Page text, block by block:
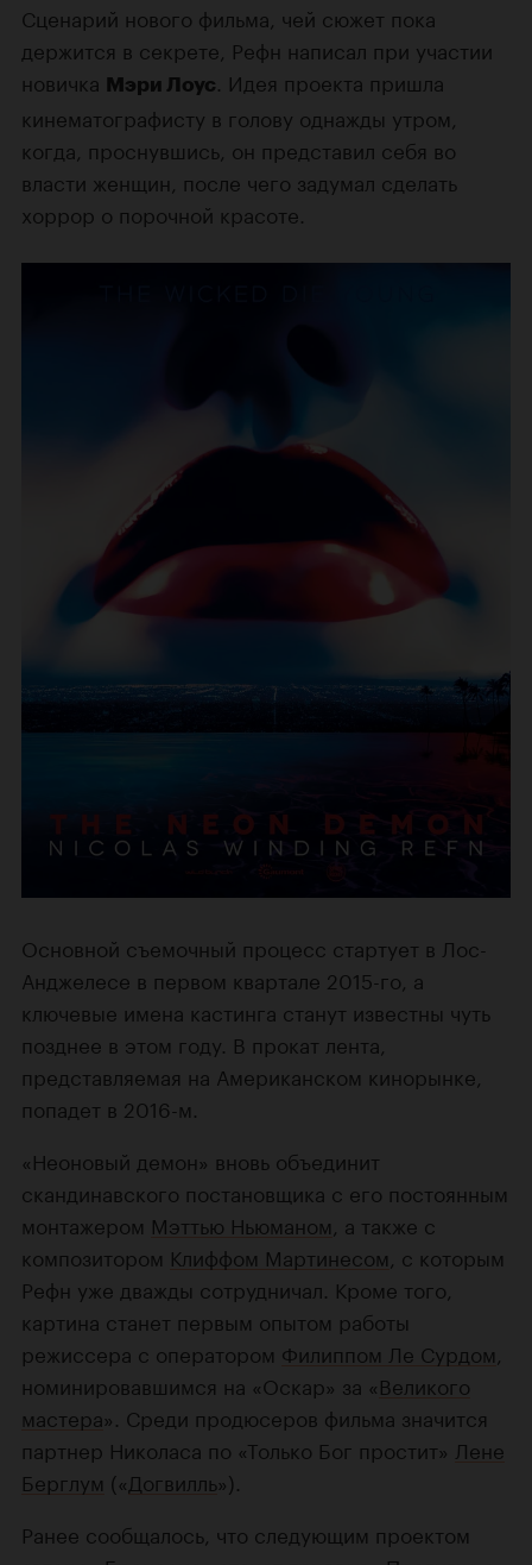
Сценарий нового фильма, чей сюжет пока
держится в секрете, Рефн написал при участии
новичка Мэри Лоус
. Идея проекта пришла
кинематографисту в голову однажды утром,
когда, проснувшись, он представил себя во
власти женщин, после чего задумал сделать
хоррор о порочной красоте.
Основной съемочный процесс стартует в Лос-
Анджелесе в первом квартале 2015-го, а
ключевые имена кастинга станут известны чуть
позднее в этом году. В прокат лента,
представляемая на Американском кинорынке,
попадет в 2016-м.
«Неоновый демон» вновь объединит
скандинавского постановщика с его постоянным
монтажером Мэттью Ньюманом , а также с
композитором Клиффом Мартинесом , с которым
Рефн уже дважды сотрудничал. Кроме того,
картина станет первым опытом работы
режиссера с оператором Филиппом Ле Сурдом
номинировавшимся на «Оскар» за «Великого
мастера». Среди продюсеров фильма значится
партнер Николаса по «Только Бог простит» Лене
Берглум («Догвилль»).
Ранее сообщалось, что следующим проектом